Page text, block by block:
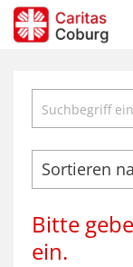
Zum Inhalt
Suche
Bitte
ein.